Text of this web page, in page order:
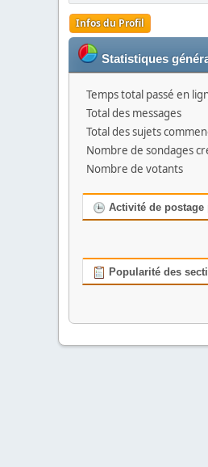
Infos du Profil
Statistiques
Temps total passé en
Total des messages
Total des sujets
Nombre de sondages
Nombre de votants
Activité de postage
Popularité des